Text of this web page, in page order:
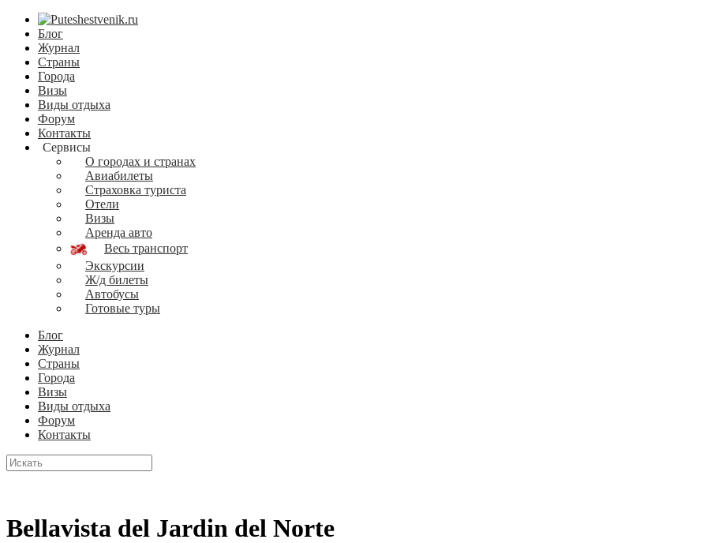
Блог
Журнал
Страны
Города
Визы
Виды отдыха
Форум
Контакты
Сервисы
О городах и странах
Авиабилеты
Страховка туриста
Отели
Визы
Аренда авто
Весь транспорт
Экскурсии
Ж/д билеты
Автобусы
Готовые туры
Блог
Журнал
Страны
Города
Визы
Виды отдыха
Форум
Контакты
Bellavista del Jardin del Norte